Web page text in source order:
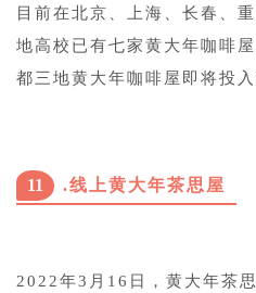
目前在北京、上海、长春、
地高校已有七家黄大年咖啡
都三地黄大年咖啡屋即将投入
11 .线上黄大年茶思屋
2022年3月16日，黄大年茶